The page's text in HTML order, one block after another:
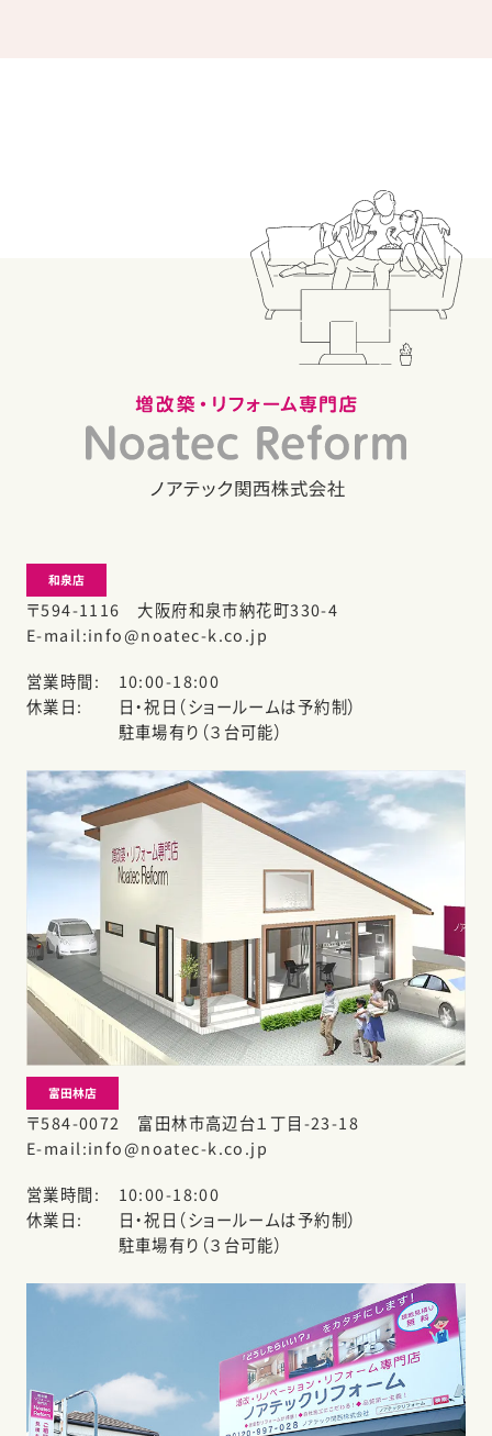
和泉店
〒594-1116 大阪府和泉市納花町330-4
E-mail info@noatec-k.co.jp
営業時間
10:00-18:00
休業日
日・祝日（ショールームは予約制）
駐車場有り（３台可能）
富田林店
〒584-0072 富田林市高辺台１丁目-23-18
E-mail info@noatec-k.co.jp
営業時間
10:00-18:00
休業日
日・祝日（ショールームは予約制）
駐車場有り（３台可能）